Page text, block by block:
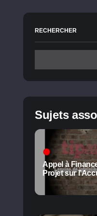
RECHERCHER
Sujets
Appel à
Projet sur